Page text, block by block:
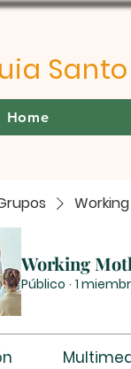
Santo
Home
Working
Público · 1